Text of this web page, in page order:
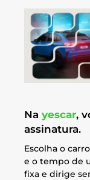
Na yescar,
assinatura.
Escolha o
e o tempo de
fixa e dirige